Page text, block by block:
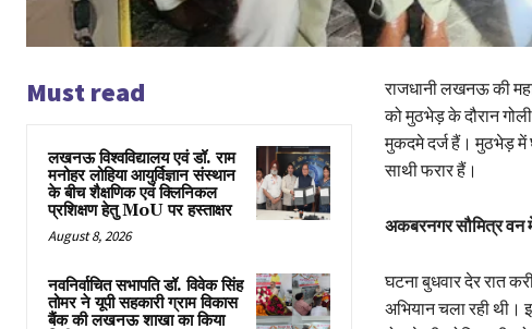
Must read
लखनऊ विश्वविद्यालय एवं डॉ. राम
मनोहर लोहिया आयुर्विज्ञान संस्थान
के बीच शैक्षणिक एवं क्लिनिकल
प्रशिक्षण हेतु MoU पर हस्ताक्षर
August 8, 2026
नवनिर्वाचित सभापति डॉ. विवेक सिंह
तोमर ने यूपी सहकारी ग्राम विकास
बैंक की लखनऊ शाखा का किया
राजधानी लखनऊ की
को मुठभेड़ के दौरान
मुकदमे दर्ज हैं। मुठभेड़ में
साथी फरार हैं।
अकबरनगर सौमित्र वन
घटना बुधवार देर रात
अभियान चला रही थी।